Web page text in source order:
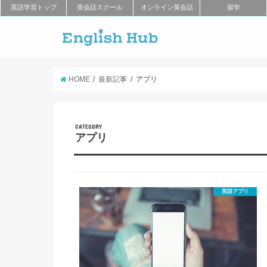
英語学習トップ 英会話スクール オンライン英会話 留学
HOME 最新記事 アプリ
CATEGORY
アプリ
英語アプリ